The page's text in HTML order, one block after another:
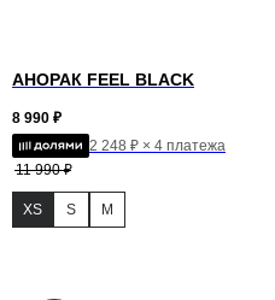
АНОРАК FEEL BLACK
8 990 ₽
2 248 ₽ × 4 платежа
11 990 ₽
XS S M